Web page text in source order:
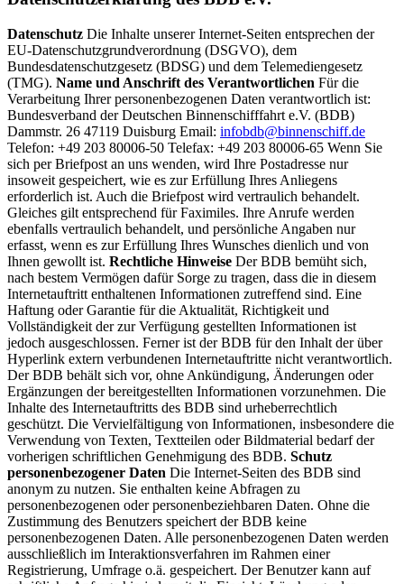
Datenschutz Die Inhalte unserer Internet-Seiten entsprechen der
EU-Datenschutzgrundverordnung (DSGVO), dem
Bundesdatenschutzgesetz (BDSG) und dem Telemediengesetz
(TMG). Name und Anschrift des Verantwortlichen Für die
Verarbeitung Ihrer personenbezogenen Daten verantwortlich ist:
Bundesverband der Deutschen Binnenschifffahrt e.V. (BDB)
Dammstr. 26 47119 Duisburg Email: infobdb@binnenschiff.de
Telefon: +49 203 80006-50 Telefax: +49 203 80006-65 Wenn Sie
sich per Briefpost an uns wenden, wird Ihre Postadresse nur
insoweit gespeichert, wie es zur Erfüllung Ihres Anliegens
erforderlich ist. Auch die Briefpost wird vertraulich behandelt.
Gleiches gilt entsprechend für Faximiles. Ihre Anrufe werden
ebenfalls vertraulich behandelt, und persönliche Angaben nur
erfasst, wenn es zur Erfüllung Ihres Wunsches dienlich und von
Ihnen gewollt ist. Rechtliche Hinweise Der BDB bemüht sich,
nach bestem Vermögen dafür Sorge zu tragen, dass die in diesem
Internetauftritt enthaltenen Informationen zutreffend sind. Eine
Haftung oder Garantie für die Aktualität, Richtigkeit und
Vollständigkeit der zur Verfügung gestellten Informationen ist
jedoch ausgeschlossen. Ferner ist der BDB für den Inhalt der über
Hyperlink extern verbundenen Internetauftritte nicht verantwortlich.
Der BDB behält sich vor, ohne Ankündigung, Änderungen oder
Ergänzungen der bereitgestellten Informationen vorzunehmen. Die
Inhalte des Internetauftritts des BDB sind urheberrechtlich
geschützt. Die Vervielfältigung von Informationen, insbesondere die
Verwendung von Texten, Textteilen oder Bildmaterial bedarf der
vorherigen schriftlichen Genehmigung des BDB. Schutz
personenbezogener Daten Die Internet-Seiten des BDB sind
anonym zu nutzen. Sie enthalten keine Abfragen zu
personenbezogenen oder personenbeziehbaren Daten. Ohne die
Zustimmung des Benutzers speichert der BDB keine
personenbezogenen Daten. Alle personenbezogenen Daten werden
ausschließlich im Interaktionsverfahren im Rahmen einer
Registrierung, Umfrage o.ä. gespeichert. Der Benutzer kann auf